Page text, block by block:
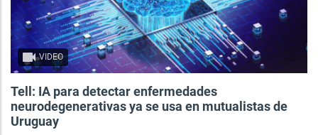
VIDEO
Tell: IA para detectar enfermedades
neurodegenerativas ya se usa en mutualistas de
Uruguay